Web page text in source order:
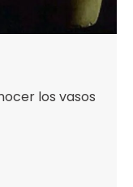
los vasos